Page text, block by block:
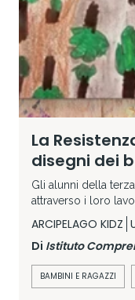
La
disegni dei
Gli alunni della
attraverso i loro
ARCIPELAGO KIDZ
Di Istituto
BAMBINI E RAGAZZI